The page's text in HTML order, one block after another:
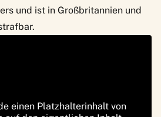
und ist in Großbritannien und
einen Platzhalterinhalt von